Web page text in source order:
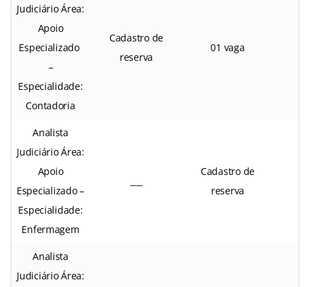
Judiciário Área:
Apoio
Especializado
–
Especialidade:
Contadoria
Cadastro de
reserva
01 vaga
Analista
Judiciário Área:
Apoio
Especializado –
Especialidade:
Enfermagem
Cadastro de
reserva
Analista
Judiciário Área: